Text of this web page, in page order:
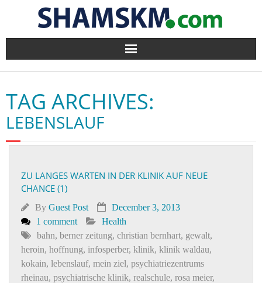
Home
BlogArena
Forum
Contact
TAG ARCHIVES:
LEBENSLAUF
ZU LANGES WARTEN IN DER KLINIK AUF NEUE
CHANCE (1)
By Guest Post
December 3, 2013
1 comment
Health
bahn, berner zeitung, christian bernhart, gewalt,
heroin, hoffnung, infosperber, klinik, klinik waldau,
kokain, lebenslauf, mein ziel, psychiatriezentrums
rheinau, psychiatrische klinik, realschule, rosa meier,